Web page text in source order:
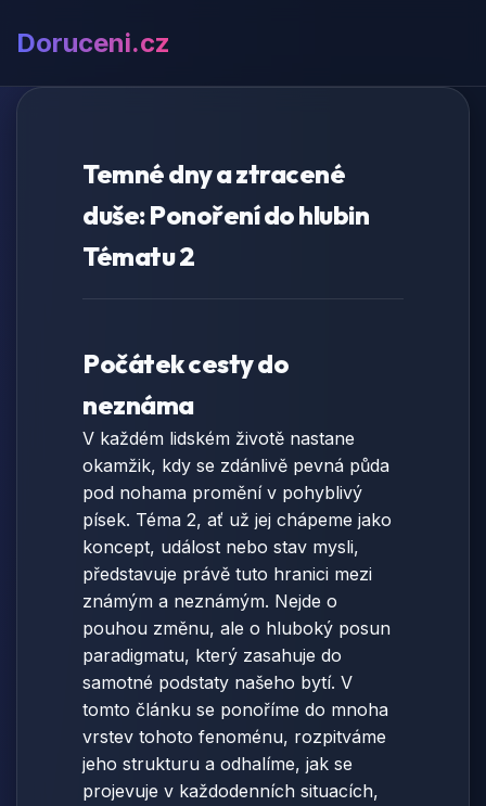
Doruceni.cz
Temné dny a ztracené
duše: Ponoření do hlubin
Tématu 2
Počátek cesty do
neznáma
V každém lidském životě nastane
okamžik, kdy se zdánlivě pevná půda
pod nohama promění v pohyblivý
písek. Téma 2, ať už jej chápeme jako
koncept, událost nebo stav mysli,
představuje právě tuto hranici mezi
známým a neznámým. Nejde o
pouhou změnu, ale o hluboký posun
paradigmatu, který zasahuje do
samotné podstaty našeho bytí. V
tomto článku se ponoříme do mnoha
vrstev tohoto fenoménu, rozpitváme
jeho strukturu a odhalíme, jak se
projevuje v každodenních situacích,